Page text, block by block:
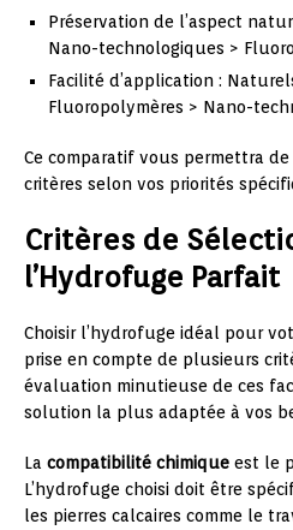
Préservation de l’aspect
Nano-technologiques >
Facilité d’application :
Fluoropolymères > Nano-
Ce comparatif vous permettra
critères selon vos priorités
Critères de
l’Hydrofuge Parfait
Choisir l’hydrofuge idéal pour
prise en compte de plusieurs
évaluation minutieuse de ces
solution la plus adaptée à vos
La compatibilité chimique est le
L’hydrofuge choisi doit être
les pierres calcaires comme le